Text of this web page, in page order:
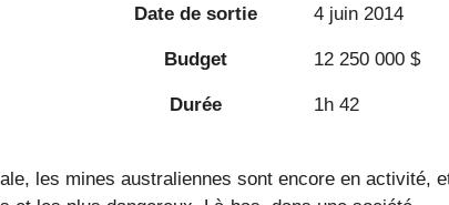
Date de sortie 4 juin 2014
Budget 12 250 000 $
Durée 1h 42
les mines australiennes sont encore en activité,